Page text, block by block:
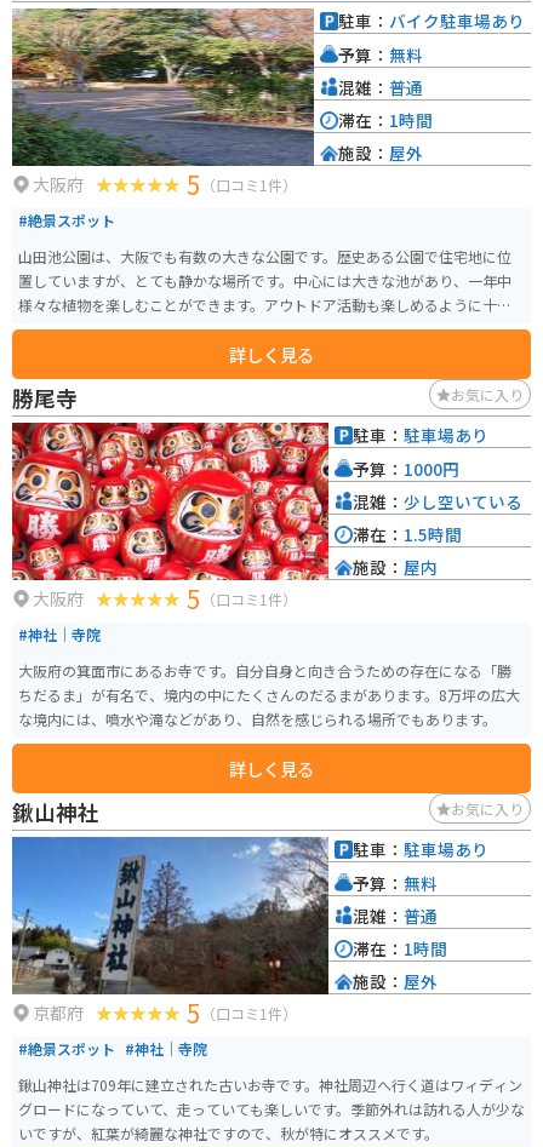
ありません。
大阪府 5 （口コミ1件）
#絶景スポット
山田池公園は、大阪でも有数の大きな公園です。歴史ある公園で住宅地に位
置していますが、とても静かな場所です。中心には大きな池があり、一年中
様々な植物を楽しむことができます。アウトドア活動も楽しめるように十分
整備されています。
詳しく見る
駐車： バイク駐車場あり
予算： 無料
混雑： 普通
滞在： 1時間
施設： 屋外
勝尾寺 お気に入り
大阪府 5 （口コミ1件）
#神社｜寺院
大阪府の箕面市にあるお寺です。自分自身と向き合うための存在になる「勝
ちだるま」が有名で、境内の中にたくさんのだるまがあります。8万坪の広大
な境内には、噴水や滝などがあり、自然を感じられる場所でもあります。
詳しく見る
駐車： 駐車場あり
予算： 1000円
混雑： 少し空いている
滞在： 1.5時間
施設： 屋内
鍬山神社 お気に入り
京都府 5 （口コミ1件）
#絶景スポット #神社｜寺院
鍬山神社は709年に建立された古いお寺です。神社周辺へ行く道はワィディン
グロードになっていて、走っていても楽しいです。季節外れは訪れる人が少な
いですが、紅葉が綺麗な神社ですので、秋が特にオススメです。
駐車： 駐車場あり
予算： 無料
混雑： 普通
滞在： 1時間
施設： 屋外